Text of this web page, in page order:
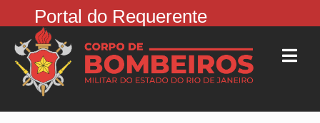
Portal do Requerente